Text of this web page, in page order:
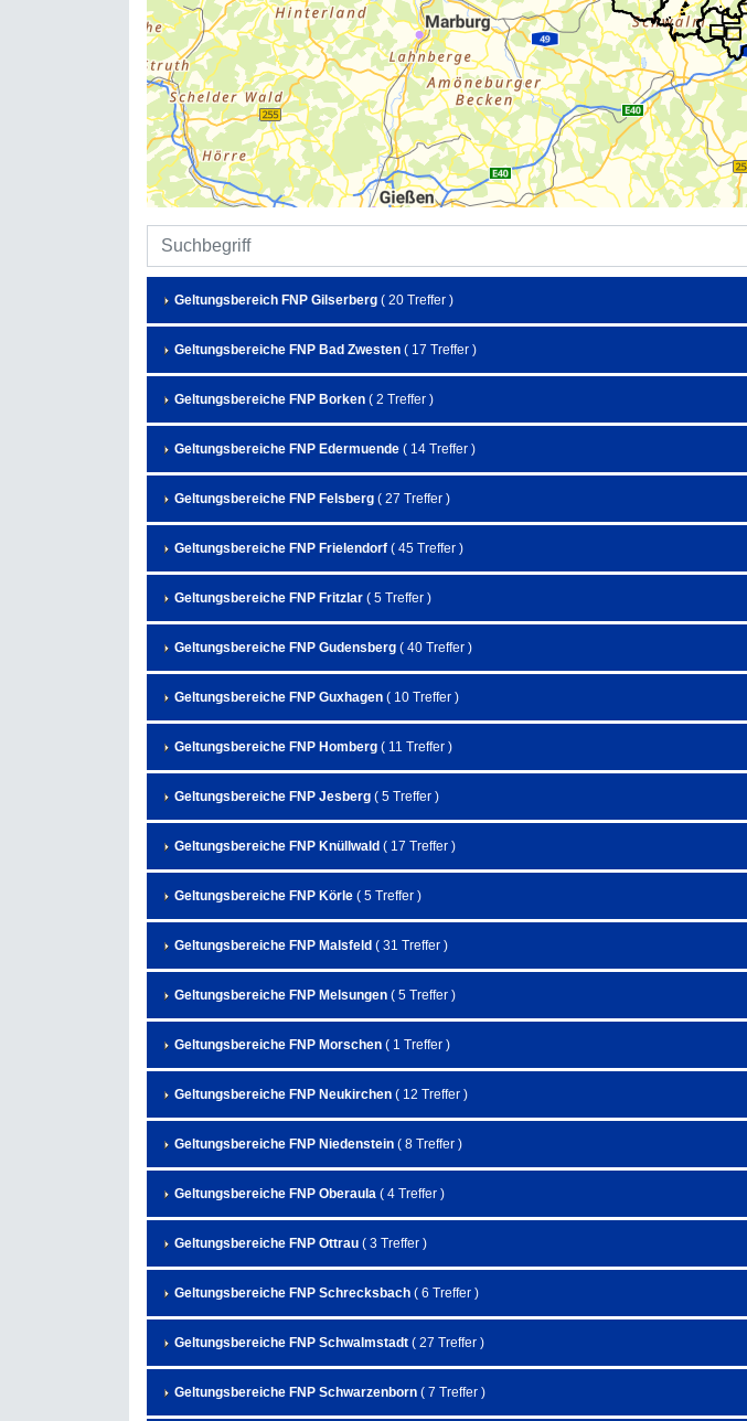
Geltungsbereich FNP Gilserberg ( 20 Treffer )
Geltungsbereiche FNP Bad Zwesten ( 17 Treffer )
Geltungsbereiche FNP Borken ( 2 Treffer )
Geltungsbereiche FNP Edermuende ( 14 Treffer )
Geltungsbereiche FNP Felsberg ( 27 Treffer )
Geltungsbereiche FNP Frielendorf ( 45 Treffer )
Geltungsbereiche FNP Fritzlar ( 5 Treffer )
Geltungsbereiche FNP Gudensberg ( 40 Treffer )
Geltungsbereiche FNP Guxhagen ( 10 Treffer )
Geltungsbereiche FNP Homberg ( 11 Treffer )
Geltungsbereiche FNP Jesberg ( 5 Treffer )
Geltungsbereiche FNP Knüllwald ( 17 Treffer )
Geltungsbereiche FNP Körle ( 5 Treffer )
Geltungsbereiche FNP Malsfeld ( 31 Treffer )
Geltungsbereiche FNP Melsungen ( 5 Treffer )
Geltungsbereiche FNP Morschen ( 1 Treffer )
Geltungsbereiche FNP Neukirchen ( 12 Treffer )
Geltungsbereiche FNP Niedenstein ( 8 Treffer )
Geltungsbereiche FNP Oberaula ( 4 Treffer )
Geltungsbereiche FNP Ottrau ( 3 Treffer )
Geltungsbereiche FNP Schrecksbach ( 6 Treffer )
Geltungsbereiche FNP Schwalmstadt ( 27 Treffer )
Geltungsbereiche FNP Schwarzenborn ( 7 Treffer )